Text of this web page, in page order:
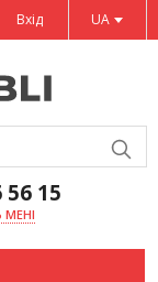
UA
Вхід
56 15
МЕНІ